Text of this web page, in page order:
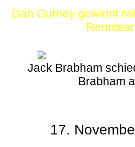
Dan Gurney gewinnt
Jack Brabham
Brabham
17.